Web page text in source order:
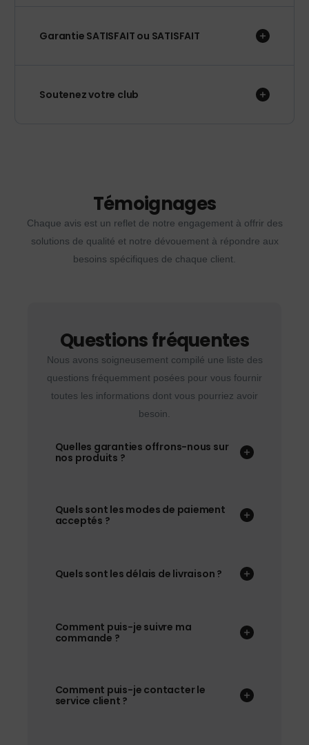
Garantie SATISFAIT ou SATISFAIT
Soutenez votre club
Témoignages
Chaque avis est un reflet de notre engagement à offrir des
solutions de qualité et notre dévouement à répondre aux
besoins spécifiques de chaque client.
Questions fréquentes
Nous avons soigneusement compilé une liste des
questions fréquemment posées pour vous fournir
toutes les informations dont vous pourriez avoir
besoin.
Quelles garanties offrons-nous sur
nos produits ?
Quels sont les modes de paiement
acceptés ?
Quels sont les délais de livraison ?
Comment puis-je suivre ma
commande ?
Comment puis-je contacter le
service client ?